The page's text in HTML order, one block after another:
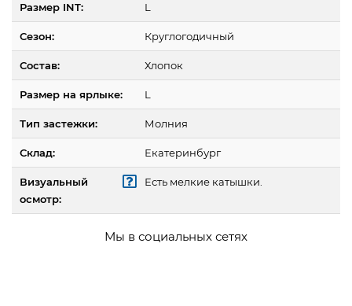
Размер INT: L
Сезон: Круглогодичный
Состав: Хлопок
Размер на ярлыке: L
Тип застежки: Молния
Склад: Екатеринбург
Визуальный
осмотр:
Есть мелкие катышки.
Мы в социальных сетях